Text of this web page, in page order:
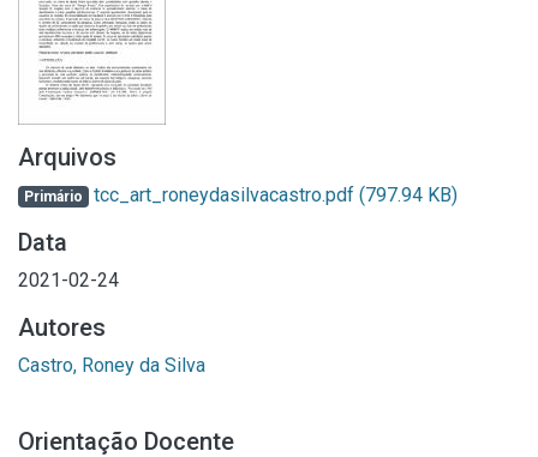
Arquivos
Primário tcc_art_roneydasilvacastro.pdf (797.94 KB)
Data
2021-02-24
Autores
Castro, Roney da Silva
Orientação Docente